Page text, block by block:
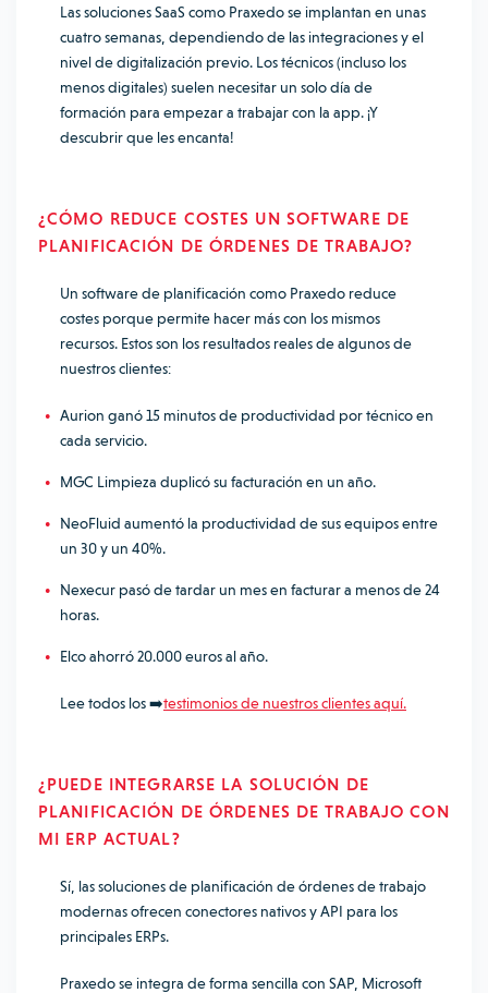
Las soluciones SaaS como Praxedo se implantan en unas
cuatro semanas, dependiendo de las integraciones y el
nivel de digitalización previo. Los técnicos (incluso los
menos digitales) suelen necesitar un solo día de
formación para empezar a trabajar con la app. ¡Y
descubrir que les encanta!
¿CÓMO REDUCE COSTES UN SOFTWARE DE
PLANIFICACIÓN DE ÓRDENES DE TRABAJO?
Un software de planificación como Praxedo reduce
costes porque permite hacer más con los mismos
recursos. Estos son los resultados reales de algunos de
nuestros clientes:
Aurion ganó 15 minutos de productividad por técnico en
cada servicio.
MGC Limpieza duplicó su facturación en un año.
NeoFluid aumentó la productividad de sus equipos entre
un 30 y un 40%.
Nexecur pasó de tardar un mes en facturar a menos de 24
horas.
Elco ahorró 20.000 euros al año.
Lee todos los ➡️testimonios de nuestros clientes aquí.
¿ PUEDE INTEGRARSE LA SOLUCIÓN DE
PLANIFICACIÓN DE ÓRDENES DE TRABAJO CON
MI ERP ACTUAL?
Sí, las soluciones de planificación de órdenes de trabajo
modernas ofrecen conectores nativos y API para los
principales ERPs.
Praxedo se integra de forma sencilla con SAP, Microsoft